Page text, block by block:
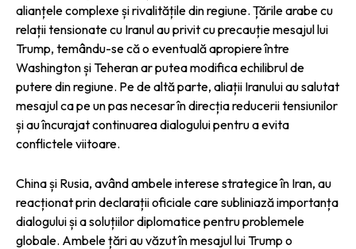
alianțele complexe și rivalitățile din regiune. Țările arabe cu
relații tensionate cu Iranul au privit cu precauție mesajul lui
Trump, temându-se că o eventuală apropiere între
Washington și Teheran ar putea modifica echilibrul de
putere din regiune. Pe de altă parte, aliații Iranului au salutat
mesajul ca pe un pas necesar în direcția reducerii tensiunilor
și au încurajat continuarea dialogului pentru a evita
conflictele viitoare.
China și Rusia, având ambele interese strategice în Iran, au
reacționat prin declarații oficiale care subliniază importanța
dialogului și a soluțiilor diplomatice pentru problemele
globale. Ambele țări au văzut în mesajul lui Trump o